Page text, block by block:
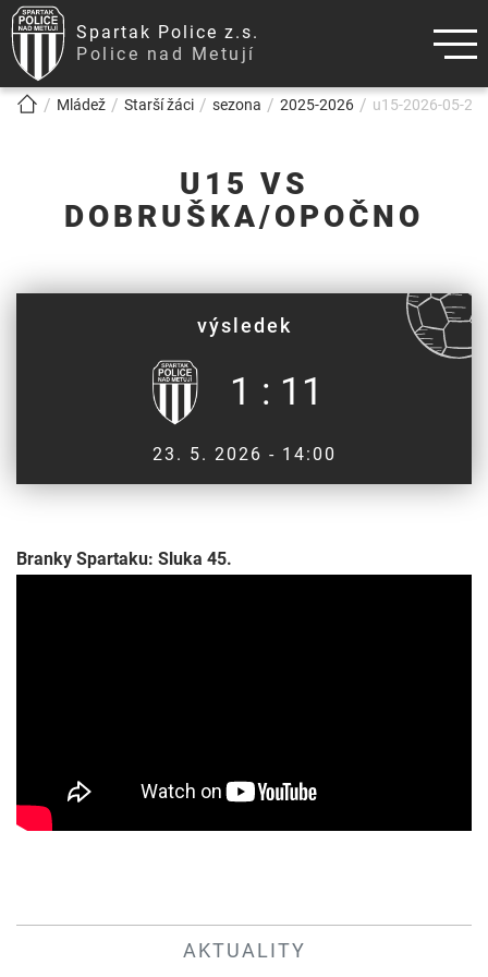
Spartak Police z.s.
Police nad Metují
!!!BREADCRUMB!!!
Mládež Starší žáci sezona 2025-2026 u15-2026-05-
U15 VS
DOBRUŠKA/OPOČNO
výsledek
1 : 11
23. 5. 2026 - 14:00
Branky Spartaku: Sluka 45.
AKTUALITY